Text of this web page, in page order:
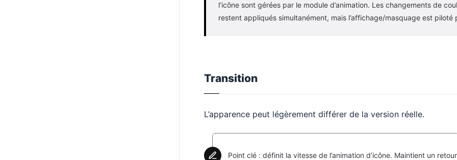
l’icône sont gérées par le module d’animation. Les changements de
restent appliqués simultanément, mais l’affichage/masquage est piloté
Transition
L’apparence peut légèrement différer de la version réelle.
Point clé : définit la vitesse de l’animation d’icône. Maintient un